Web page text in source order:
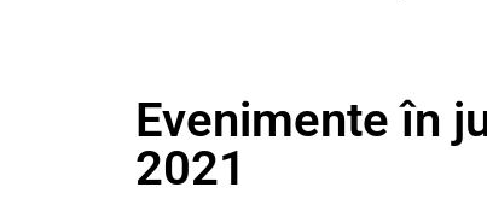
Evenimente în
2021